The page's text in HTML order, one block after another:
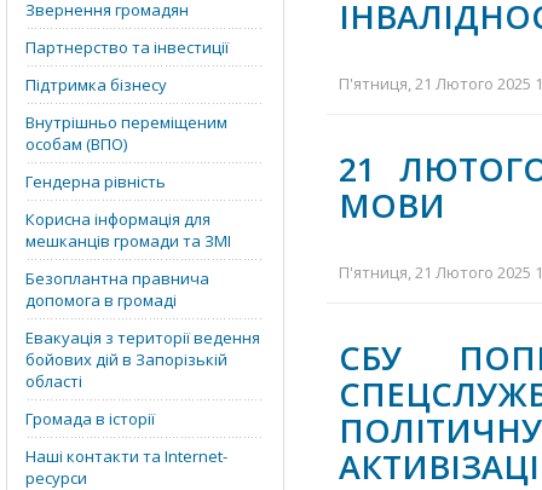
Звернення громадян
Партнерство та інвестиції
Підтримка бізнесу
Внутрішньо переміщеним
особам (ВПО)
Гендерна рівність
Корисна інформація для
мешканців громади та ЗМІ
Безоплантна правнича
допомога в громаді
Евакуація з території ведення
бойових дій в Запорізькій
області
Громада в історії
Наші контакти та Internet-
ресурси
П'ятниця, 21 Лютого 2025
21
МОВИ
П'ятниця, 21 Лютого 2025
СБУ